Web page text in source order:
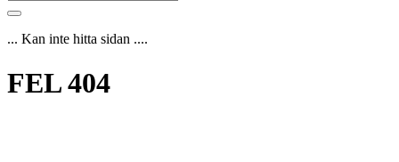
... Kan inte hitta sidan ....
FEL404